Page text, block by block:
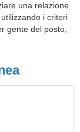
una relazione
i criteri
gente del posto,